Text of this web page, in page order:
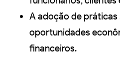
A adoção de
oportunidades
financeiros.